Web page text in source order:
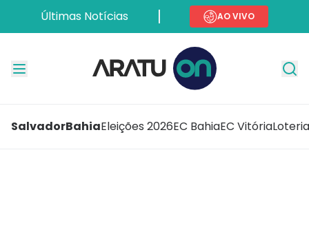
Últimas Notícias AO VIVO
SalvadorBahiaEleições 2026EC BahiaEC Vitória